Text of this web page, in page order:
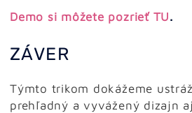
Demo si môžete pozrieť TU.
ZÁVER
Týmto trikom dokážeme
prehľadný a vyvážený dizajn